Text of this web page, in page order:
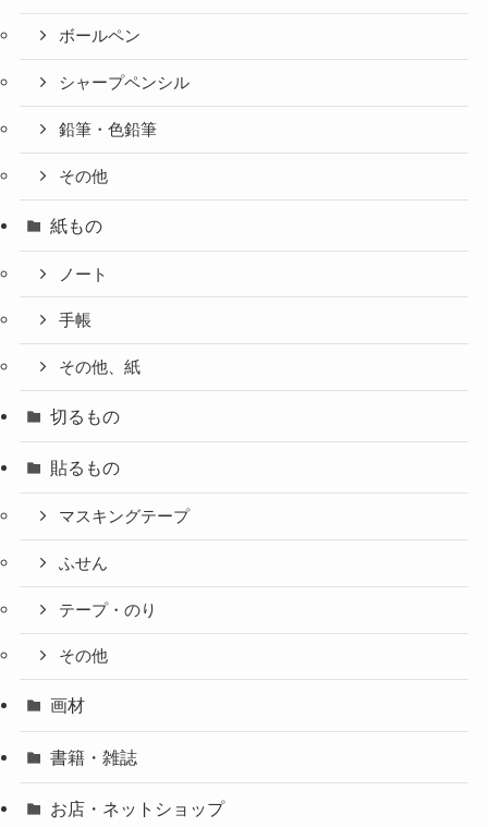
ボールペン
シャープペンシル
鉛筆・色鉛筆
その他
紙もの
ノート
手帳
その他、紙
切るもの
貼るもの
マスキングテープ
ふせん
テープ・のり
その他
画材
書籍・雑誌
お店・ネットショップ